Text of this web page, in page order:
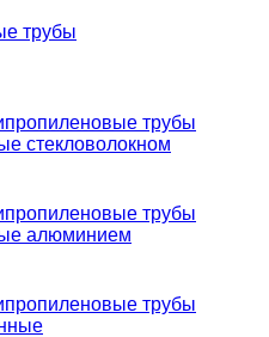
трубы
трубы
стекловолокном
трубы
алюминием
трубы